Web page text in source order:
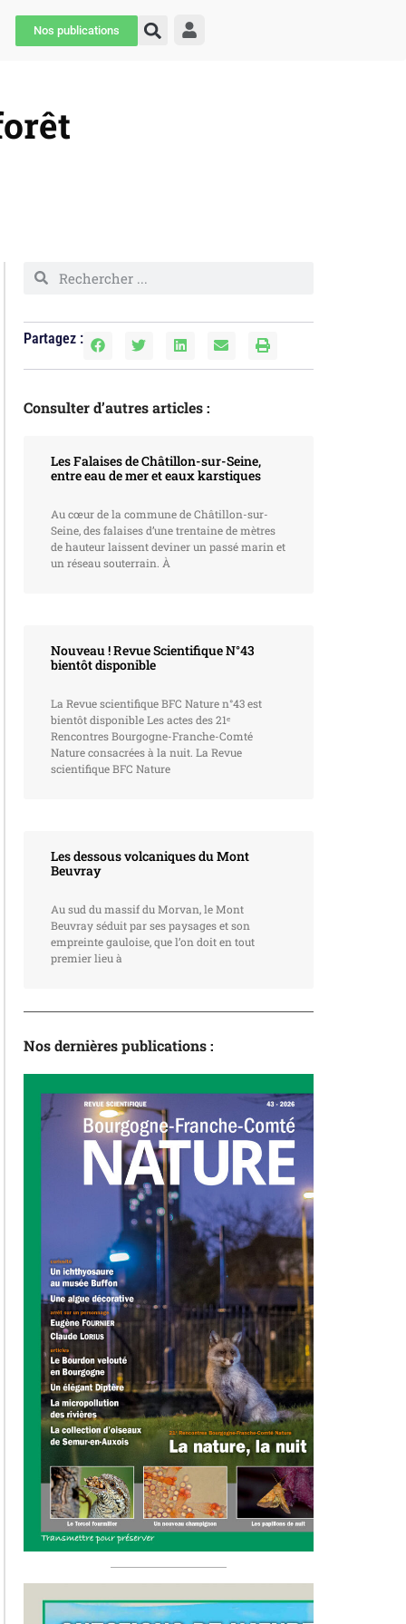
Nos publications
Partagez :
Consulter d’autres articles :
Les Falaises de Châtillon-sur-Seine,
entre eau de mer et eaux karstiques
Au cœur de la commune de Châtillon-sur-
Seine, des falaises d’une trentaine de mètres
de hauteur laissent deviner un passé marin et
un réseau souterrain. À
Nouveau ! Revue Scientifique N°43
bientôt disponible
La Revue scientifique BFC Nature n°43 est
bientôt disponible Les actes des 21ᵉ
Rencontres Bourgogne-Franche-Comté
Nature consacrées à la nuit. La Revue
scientifique BFC Nature
Les dessous volcaniques du Mont
Beuvray
Au sud du massif du Morvan, le Mont
Beuvray séduit par ses paysages et son
empreinte gauloise, que l’on doit en tout
premier lieu à
Nos dernières publications :